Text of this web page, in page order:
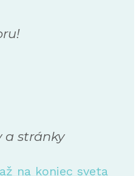
a stránky
na koniec sveta